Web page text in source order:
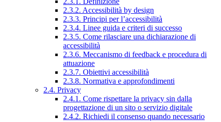
2.3.2. Accessibilità by design
2.3.3. Principi per l’accessibilità
2.3.4. Linee guida e criteri di successo
2.3.5. Come rilasciare una dichiarazione di
accessibilità
2.3.6. Meccanismo di feedback e procedura di
attuazione
2.3.7. Obiettivi accessibilità
2.3.8. Normativa e approfondimenti
2.4. Privacy
2.4.1. Come rispettare la privacy sin dalla
progettazione di un sito o servizio digitale
2.4.2. Richiedi il consenso quando necessario